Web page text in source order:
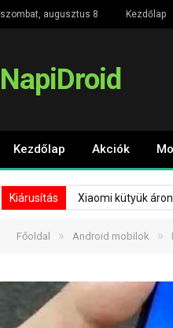
szombat, augusztus 8 Kezdőlap
NapiDroid
Kezdőlap Akciók
Kiárusítás Xiaomi kütyük áron
Főoldal » Android mobilok »